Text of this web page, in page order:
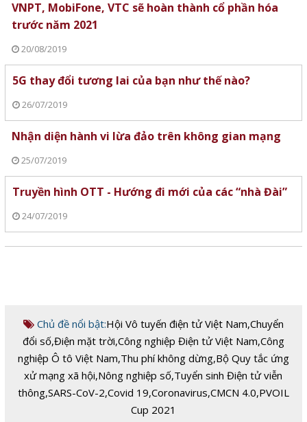
VNPT, MobiFone, VTC sẽ hoàn thành cổ phần hóa
trước năm 2021
20/08/2019
5G thay đổi tương lai của bạn như thế nào?
26/07/2019
Nhận diện hành vi lừa đảo trên không gian mạng
25/07/2019
Truyền hình OTT - Hướng đi mới của các “nhà Đài”
24/07/2019
Chủ đề nổi bật:Hội Vô tuyến điện tử Việt Nam,Chuyển
đổi số,Điện mặt trời,Công nghiệp Điện tử Việt Nam,Công
nghiệp Ô tô Việt Nam,Thu phí không dừng,Bộ Quy tắc ứng
xử mạng xã hội,Nông nghiệp số,Tuyển sinh Điện tử viễn
thông,SARS-CoV-2,Covid 19,Coronavirus,CMCN 4.0,PVOIL
Cup 2021